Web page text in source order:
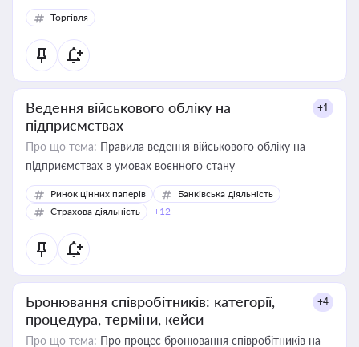
Торгівля
Ведення військового обліку на
підприємствах
+1
Про що тема: Правила ведення військового обліку на
підприємствах в умовах воєнного стану
Ринок цінних паперів
Банківська діяльність
Страхова діяльність
+12
Бронювання співробітників: категорії,
процедура, терміни, кейси
+4
Про що тема: Про процес бронювання співробітників на